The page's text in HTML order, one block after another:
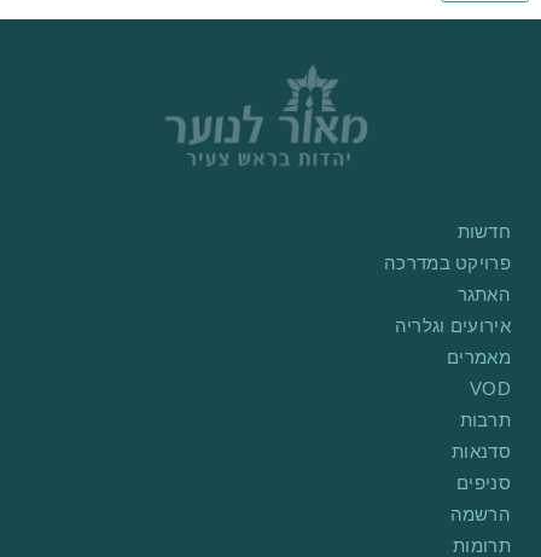
חדשות
פרויקט במדרכה
האתגר
אירועים וגלריה
מאמרים
VOD
תרבות
סדנאות
סניפים
הרשמה
תרומות